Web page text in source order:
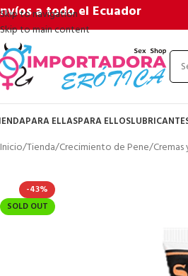
Skip to navigation
Skip to main content
a todo el Ecuador
PARA ELLASPARA ELLOS
Inicio/Tienda/Crecimiento de Pene/Cremas
-43%
SOLD OUT